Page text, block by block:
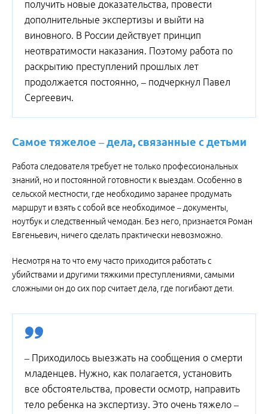
получить новые доказательства, провести
дополнительные экспертизы и выйти на
виновного. В России действует принцип
неотвратимости наказания. Поэтому работа по
раскрытию преступлений прошлых лет
продолжается постоянно, – подчеркнул Павел
Сергеевич.
Самое тяжелое – дела, связанные с детьми
Работа следователя требует не только профессиональных
знаний, но и постоянной готовности к выездам. Особенно в
сельской местности, где необходимо заранее продумать
маршрут и взять с собой все необходимое – документы,
ноутбук и следственный чемодан. Без него, признается Роман
Евгеньевич, ничего сделать практически невозможно.
Несмотря на то что ему часто приходится работать с
убийствами и другими тяжкими преступлениями, самыми
сложными он до сих пор считает дела, где погибают дети.
– Приходилось выезжать на сообщения о смерти
младенцев. Нужно, как полагается, установить
все обстоятельства, провести осмотр, направить
тело ребенка на экспертизу. Это очень тяжело –